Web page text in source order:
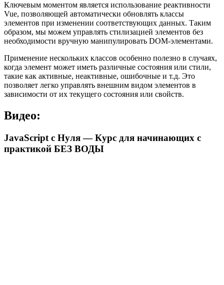
Ключевым моментом является использование реактивности
Vue, позволяющей автоматически обновлять классы
элементов при изменении соответствующих данных. Таким
образом, мы можем управлять стилизацией элементов без
необходимости вручную манипулировать DOM-элементами.
Применение нескольких классов особенно полезно в случаях,
когда элемент может иметь различные состояния или стили,
такие как активные, неактивные, ошибочные и т.д. Это
позволяет легко управлять внешним видом элементов в
зависимости от их текущего состояния или свойств.
Видео:
JavaScript c Нуля — Курс для начинающих с
практикой БЕЗ ВОДЫ